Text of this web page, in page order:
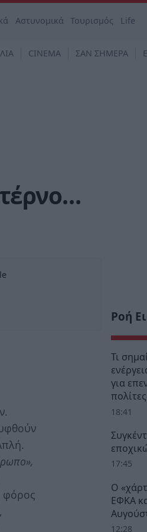
Αστυνομικά Τουρισμός Life
CINEMA ΣΑΝ ΣΗΜΕΡΑ
φόρος
Ροή
Τι
για
πολίτες
18:41
17:45
Ο
ΕΦΚΑ
12:28